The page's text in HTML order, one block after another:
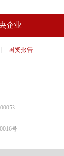
企业
| 国资报告
号